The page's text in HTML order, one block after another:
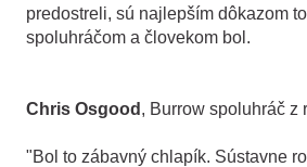
predostreli, sú najlepším dôkazom
spoluhráčom a človekom bol.
Chris Osgood , Burrow spoluhráč z
"Bol to zábavný chlapík. Sústavne